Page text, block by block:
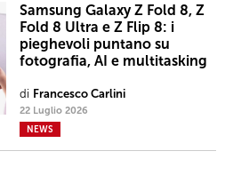
Samsung Galaxy Z Fold 8, Z
Fold 8 Ultra e Z Flip 8: i
pieghevoli puntano su
fotografia, AI e multitasking
di Francesco Carlini
22 Luglio 2026
NEWS